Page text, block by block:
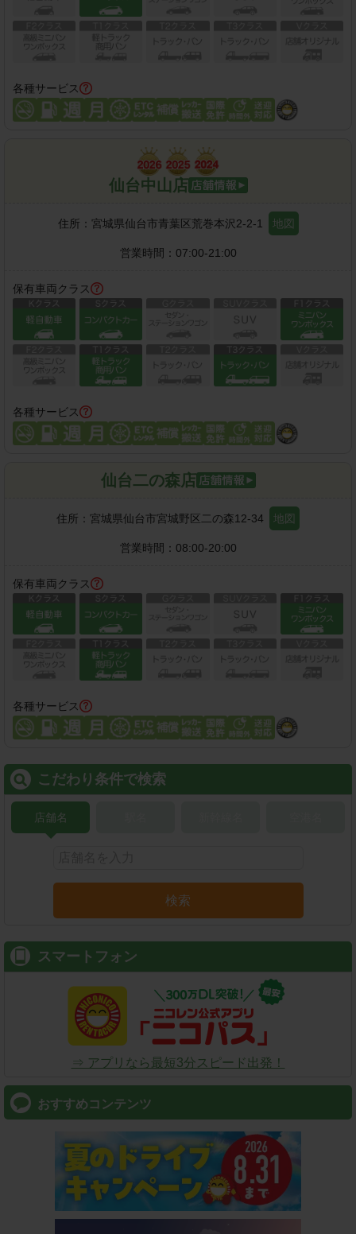
各種サービス
仙台中山店
住所： 宮城県仙台市青葉区荒巻本沢2-2-1 地図
営業時間： 07:00-21:00
保有車両クラス
各種サービス
仙台二の森店
住所： 宮城県仙台市宮城野区二の森12-34 地図
営業時間： 08:00-20:00
保有車両クラス
各種サービス
こだわり条件で検索
店舗名
検索
スマートフォン
⇒ アプリなら最短3分スピード出発！
おすすめコンテンツ